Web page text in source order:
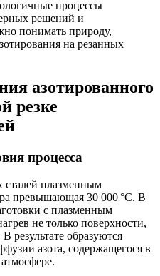
процессы
решений и
понимать природу,
на резанных
азотированного
резке
процесса
сталей плазменным
превышающая 30 000 °C. В
с плазменным
не только поверхности,
результате образуются
азота, содержащегося в